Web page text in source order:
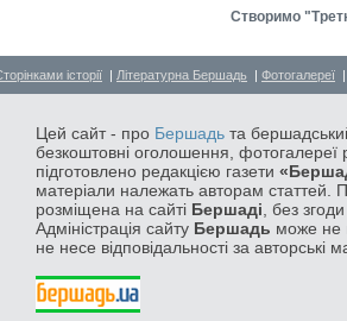
Створимо
історії | Літературна Бершадь | Фотогалереї
Цей сайт - про Бершадь та
безкоштовні оголошення, фотогалереї
підготовлено редакцією газети
матеріали належать авторам статтей.
розміщена на сайті Бершаді , без
Адміністрація сайту Бершадь може не
не несе відповідальності за авторські